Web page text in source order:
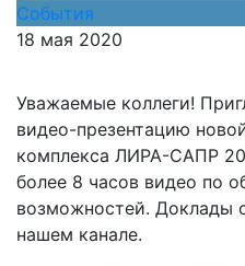
События
18 мая 2020
Уважаемые коллеги!
видео-презентацию
комплекса ЛИРА-САПР
более 8 часов видео по
возможностей. Доклады
нашем канале.